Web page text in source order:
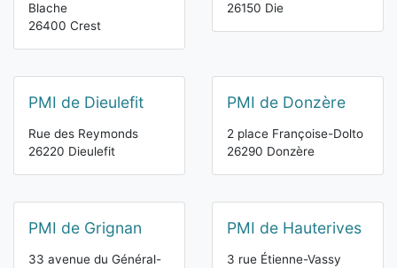
Blache
26400 Crest
26150 Die
PMI de Dieulefit
Rue des Reymonds
26220 Dieulefit
PMI de Donzère
2 place Françoise-Dolto
26290 Donzère
PMI de Grignan
33 avenue du Général-
PMI de Hauterives
3 rue Étienne-Vassy